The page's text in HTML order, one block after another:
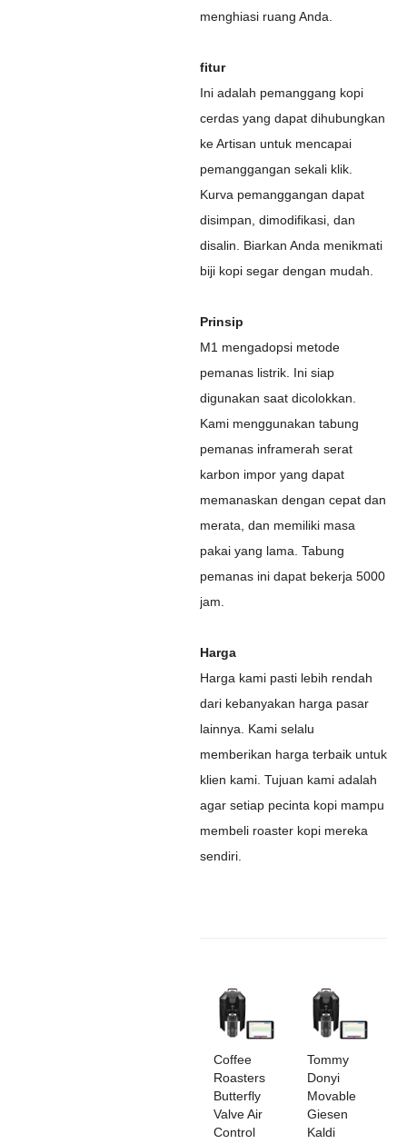
menghiasi ruang Anda.
fitur
Ini adalah pemanggang kopi
cerdas yang dapat dihubungkan
ke Artisan untuk mencapai
pemanggangan sekali klik.
Kurva pemanggangan dapat
disimpan, dimodifikasi, dan
disalin. Biarkan Anda menikmati
biji kopi segar dengan mudah.
Prinsip
M1 mengadopsi metode
pemanas listrik. Ini siap
digunakan saat dicolokkan.
Kami menggunakan tabung
pemanas inframerah serat
karbon impor yang dapat
memanaskan dengan cepat dan
merata, dan memiliki masa
pakai yang lama. Tabung
pemanas ini dapat bekerja 5000
jam.
Harga
Harga kami pasti lebih rendah
dari kebanyakan harga pasar
lainnya. Kami selalu
memberikan harga terbaik untuk
klien kami. Tujuan kami adalah
agar setiap pecinta kopi mampu
membeli roaster kopi mereka
sendiri.
Coffee
Roasters
Butterfly
Valve Air
Control
Tommy
Donyi
Movable
Giesen
Kaldi